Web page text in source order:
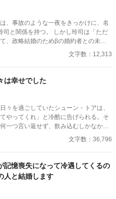
つ。 しかし玲司は「ただ
、政略結婚のためβの婚約者との未来
謀。 もう二度と傷つきた
側の後悔と執着が加
ースBL。
文字数：12,313
は幸せでした
々を過ごしていたシューン・トアは、
やってくれ」と冷酷に告げられる。そ
一つ言い返せず、飲み込むしかなかっ
ンス・キールに離婚を切り出すが、ア
ンを手離す訳もなく......。
文字数：36,796
記憶喪失になって冷遇してくるの
人と結婚します